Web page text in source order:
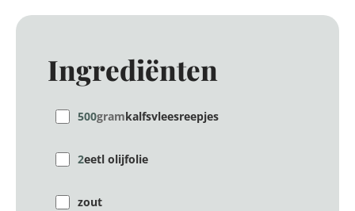
Ingrediënten
500gramkalfsvleesreepjes
2eetl olijfolie
zout